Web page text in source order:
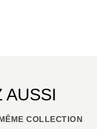
AUSSI
COLLECTION